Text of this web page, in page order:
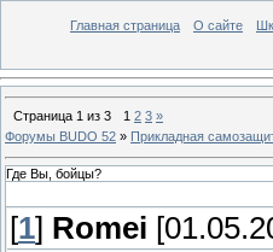
Главная страница О сайте
Страница 1 из 3 1 2 3 »
Форумы BUDO 52 » Прикладная
Где Вы, бойцы?
[1] Romei